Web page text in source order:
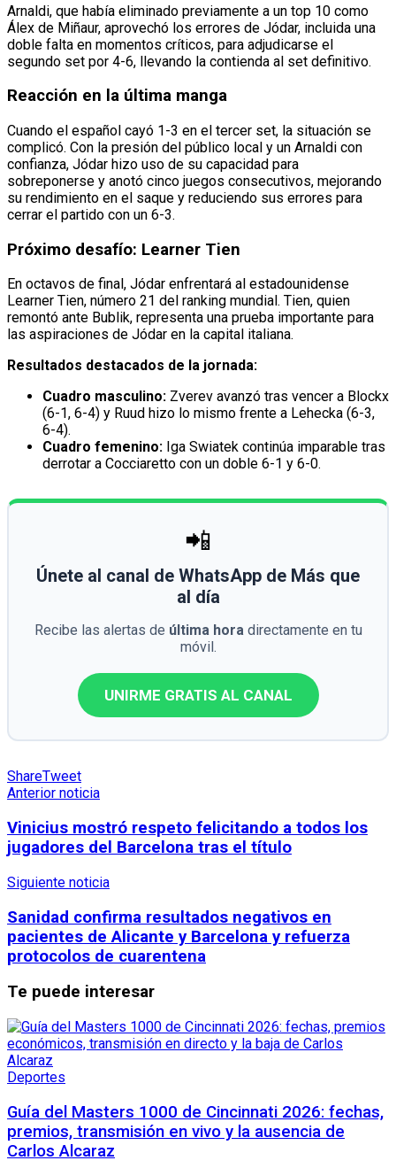
Arnaldi, que había eliminado previamente a un top 10 como
Álex de Miñaur, aprovechó los errores de Jódar, incluida una
doble falta en momentos críticos, para adjudicarse el
segundo set por 4-6, llevando la contienda al set definitivo.
Reacción en la última manga
Cuando el español cayó 1-3 en el tercer set, la situación se
complicó. Con la presión del público local y un Arnaldi con
confianza, Jódar hizo uso de su capacidad para
sobreponerse y anotó cinco juegos consecutivos, mejorando
su rendimiento en el saque y reduciendo sus errores para
cerrar el partido con un 6-3.
Próximo desafío: Learner Tien
En octavos de final, Jódar enfrentará al estadounidense
Learner Tien, número 21 del ranking mundial. Tien, quien
remontó ante Bublik, representa una prueba importante para
las aspiraciones de Jódar en la capital italiana.
Resultados destacados de la jornada:
Cuadro masculino: Zverev avanzó tras vencer a Blockx
(6-1, 6-4) y Ruud hizo lo mismo frente a Lehecka (6-3,
6-4).
Cuadro femenino: Iga Swiatek continúa imparable tras
derrotar a Cocciaretto con un doble 6-1 y 6-0.
📲
Únete al canal de WhatsApp de Más que
al día
Recibe las alertas de última horadirectamente en tu
móvil.
UNIRME GRATIS AL CANAL
ShareTweet
Anterior noticia
Vinicius mostró respeto felicitando a todos los
jugadores del Barcelona tras el título
Siguiente noticia
Sanidad confirma resultados negativos en
pacientes de Alicante y Barcelona y refuerza
protocolos de cuarentena
Te puede interesar
Deportes
Guía del Masters 1000 de Cincinnati 2026: fechas,
premios, transmisión en vivo y la ausencia de
Carlos Alcaraz